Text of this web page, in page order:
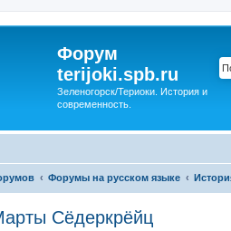
Форум
terijoki.spb.ru
Зеленогорск/Териоки. История и
современность.
Форумы на русском языке
Сёдеркрёйц